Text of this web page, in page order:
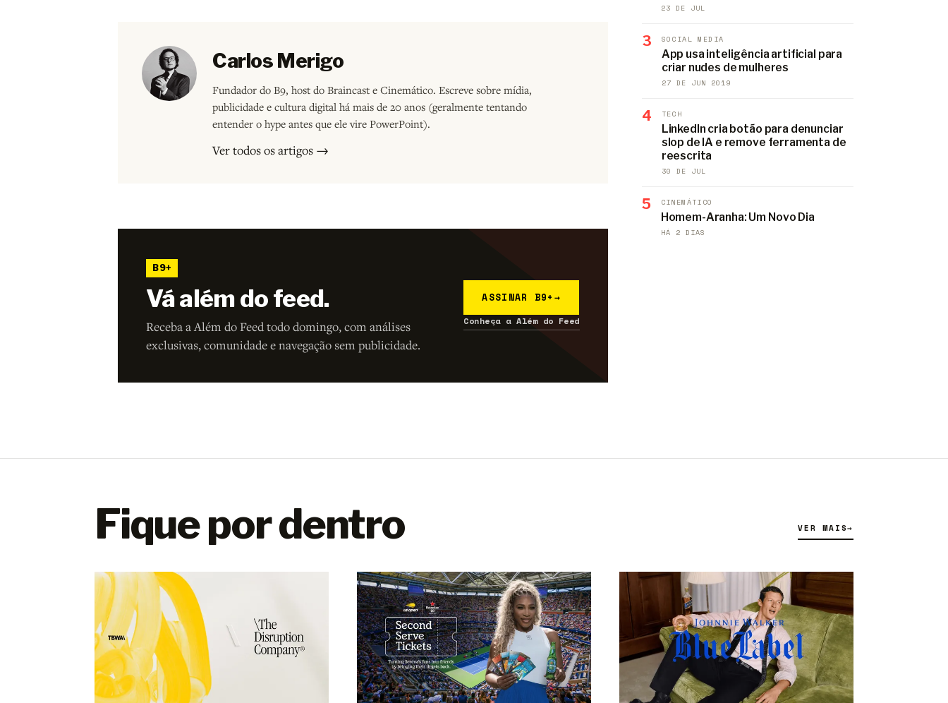
Carlos Merigo
Fundador do B9, host do Braincast e Cinemático. Escreve sobre mídia,
publicidade e cultura digital há mais de 20 anos (geralmente tentando
entender o hype antes que ele vire PowerPoint).
Ver todos os artigos →
B9+
Vá além do feed.
Receba a Além do Feed todo domingo, com análises
exclusivas, comunidade e navegação sem publicidade.
ASSINAR B9+ →
Conheça a Além do Feed
23 DE JUL
3 SOCIAL MEDIA
App usa inteligência artificial para
criar nudes de mulheres
27 DE JUN 2019
4 TECH
LinkedIn cria botão para denunciar
slop de IA e remove ferramenta de
reescrita
30 DE JUL
5 CINEMÁTICO
Homem-Aranha: Um Novo Dia
HÁ 2 DIAS
Fique por dentro VER MAIS→